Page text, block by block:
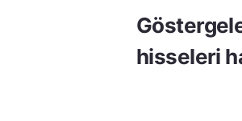
hisseleri